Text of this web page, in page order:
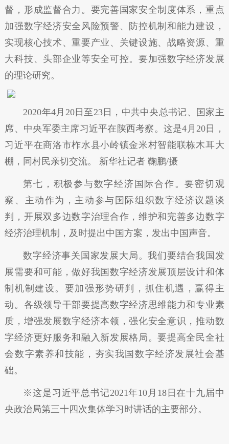
督，形成监督合力。要完善国家安全制度体系，重点
加强数字经济安全风险预警、防控机制和能力建设，
实现核心技术、重要产业、关键设施、战略资源、重
大科技、头部企业等安全可控。要加强数字经济发展
的理论研究。
2020年4月20日至23日，中共中央总书记、国家主
席、中央军委主席习近平在陕西考察。这是4月20日，
习近平在商洛市柞水县小岭镇金米村智能联栋木耳大
棚，同村民亲切交流。 新华社记者 鞠鹏/摄
第七，积极参与数字经济国际合作。要密切观
察、主动作为，主动参与国际组织数字经济议题谈
判，开展双多边数字治理合作，维护和完善多边数字
经济治理机制，及时提出中国方案，发出中国声音。
数字经济事关国家发展大局。我们要结合我国发
展需要和可能，做好我国数字经济发展顶层设计和体
制机制建设。要加强形势研判，抓住机遇，赢得主
动。各级领导干部要提高数字经济思维能力和专业素
质，增强发展数字经济本领，强化安全意识，推动数
字经济更好服务和融入新发展格局。要提高全民全社
会数字素养和技能，夯实我国数字经济发展社会基
础。
※这是习近平总书记2021年10月18日在十九届中
央政治局第三十四次集体学习时讲话的主要部分。